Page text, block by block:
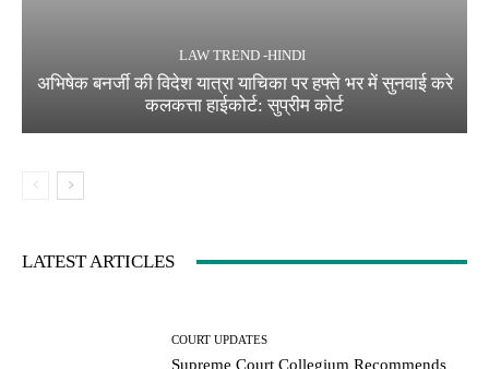
LAW TREND -HINDI
अभिषेक बनर्जी की विदेश यात्रा याचिका पर हफ्ते भर में सुनवाई करे
कलकत्ता हाईकोर्ट: सुप्रीम कोर्ट
LATEST ARTICLES
COURT UPDATES
Supreme Court Collegium Recommends